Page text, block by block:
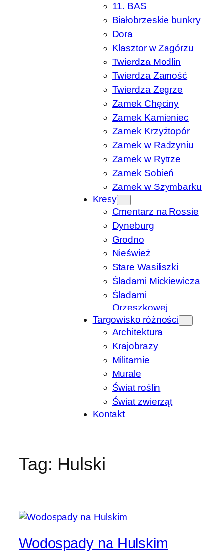
11. BAS
Białobrzeskie bunkry
Dora
Klasztor w Zagórzu
Twierdza Modlin
Twierdza Zamość
Twierdza Zegrze
Zamek Chęciny
Zamek Kamieniec
Zamek Krzyżtopór
Zamek w Radzyniu
Zamek w Rytrze
Zamek Sobień
Zamek w Szymbarku
Kresy
Cmentarz na Rossie
Dyneburg
Grodno
Nieśwież
Stare Wasiliszki
Śladami Mickiewicza
Śladami
Orzeszkowej
Targowisko różności
Architektura
Krajobrazy
Militarnie
Murale
Świat roślin
Świat zwierząt
Kontakt
Tag: Hulski
Wodospady na Hulskim